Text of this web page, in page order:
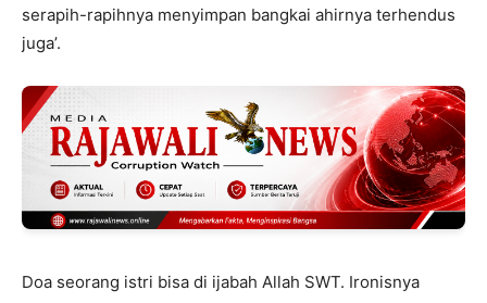
serapih-rapihnya menyimpan bangkai ahirnya terhendus
juga’.
Doa seorang istri bisa di ijabah Allah SWT. Ironisnya